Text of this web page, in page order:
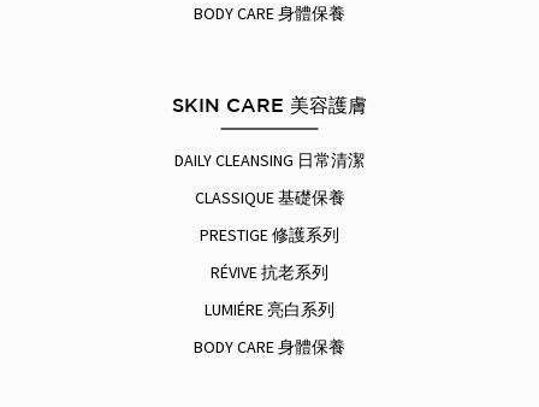
BODY CARE 身體保養
SKIN CARE 美容護膚
DAILY CLEANSING 日常清潔
CLASSIQUE 基礎保養
PRESTIGE 修護系列
RÉVIVE 抗老系列
LUMIÉRE 亮白系列
BODY CARE 身體保養